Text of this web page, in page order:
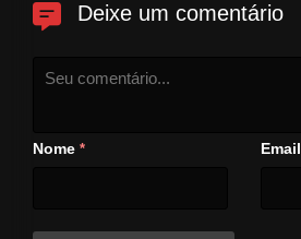
Deixe um comentário
Nome * Email